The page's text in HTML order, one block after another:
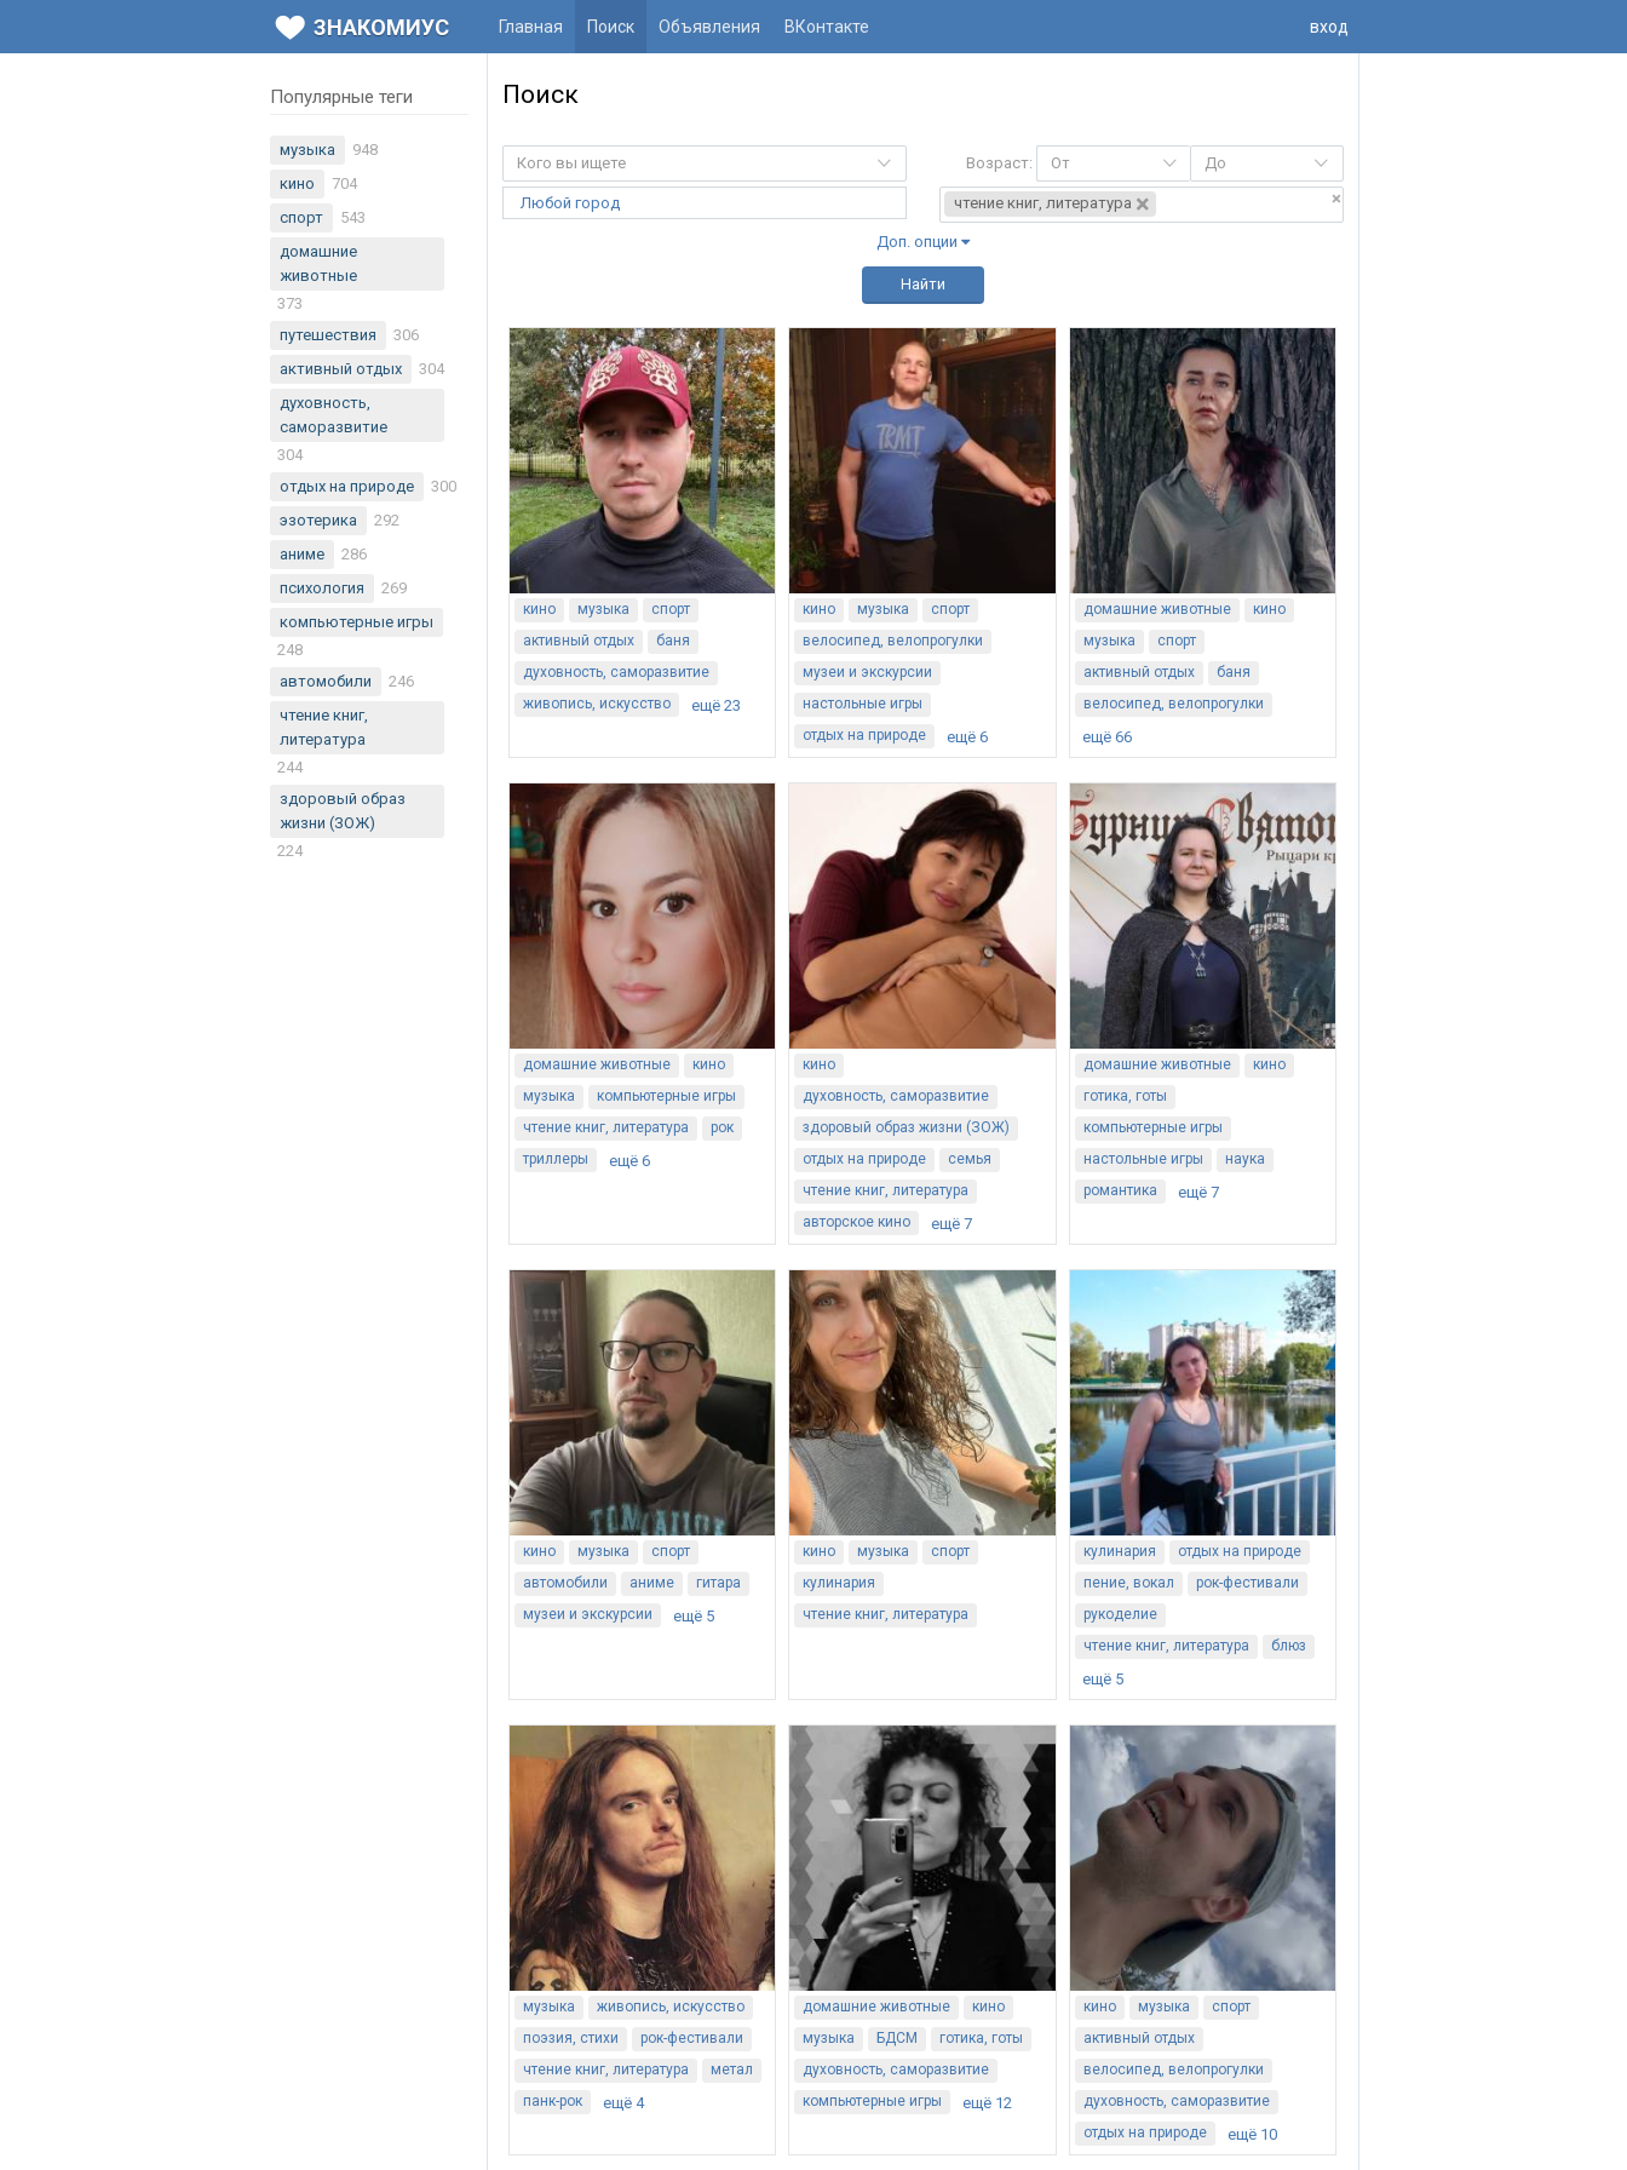
ЗНАКОМИУС Главная Поиск Объявления ВКонтакте вход
Поиск
Кого вы ищете Возраст: До
От
Любой город ×
чтение книг, литература ×
Доп. опции
Найти
кино музыка
спорт
активный отдых
баня
духовность, саморазвитие
живопись, искусство
ещё 23
кино музыка
спорт
велосипед, велопрогулки
музеи и экскурсии
настольные игры
отдых на природе
ещё 6
домашние животные
кино
музыка
спорт
активный отдых
баня
велосипед, велопрогулки
ещё 66
домашние животные
кино
музыка
компьютерные игры
чтение книг, литература
рок
триллеры
ещё 6
кино
духовность, саморазвитие
здоровый образ жизни (ЗОЖ)
отдых на природе
семья
чтение книг, литература
авторское кино
ещё 7
домашние животные
кино
готика, готы
компьютерные игры
настольные игры
наука
романтика
ещё 7
кино музыка
спорт
автомобили
аниме
гитара
музеи и экскурсии
ещё 5
кино музыка
спорт
кулинария
чтение книг, литература
кулинария
отдых на природе
пение, вокал
рок-фестивали
рукоделие
чтение книг, литература
блюз
ещё 5
музыка
живопись, искусство
поэзия, стихи
рок-фестивали
чтение книг, литература
метал
панк-рок
ещё 4
домашние животные
кино
музыка
БДСМ
готика, готы
духовность, саморазвитие
компьютерные игры
ещё 12
кино музыка
спорт
активный отдых
велосипед, велопрогулки
духовность, саморазвитие
отдых на природе
ещё 10
Популярные теги
музыка
948
кино
704
спорт
543
домашние
животные
373
путешествия
306
активный отдых
304
духовность,
саморазвитие
304
отдых на природе
300
эзотерика
292
аниме
286
психология
269
компьютерные игры
248
автомобили
246
чтение книг,
литература
244
здоровый образ
жизни (ЗОЖ)
224